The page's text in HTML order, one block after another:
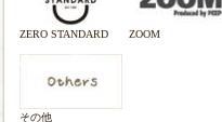
ZERO STANDARD ZOOM
その他